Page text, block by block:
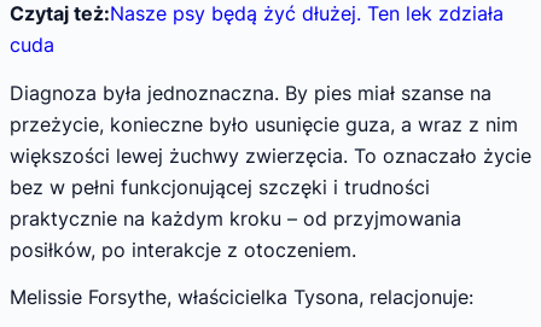
Czytaj też:Nasze psy będą żyć dłużej. Ten lek zdziała
cuda
Diagnoza była jednoznaczna. By pies miał szanse na
przeżycie, konieczne było usunięcie guza, a wraz z nim
większości lewej żuchwy zwierzęcia. To oznaczało życie
bez w pełni funkcjonującej szczęki i trudności
praktycznie na każdym kroku – od przyjmowania
posiłków, po interakcje z otoczeniem.
Melissie Forsythe, właścicielka Tysona, relacjonuje: